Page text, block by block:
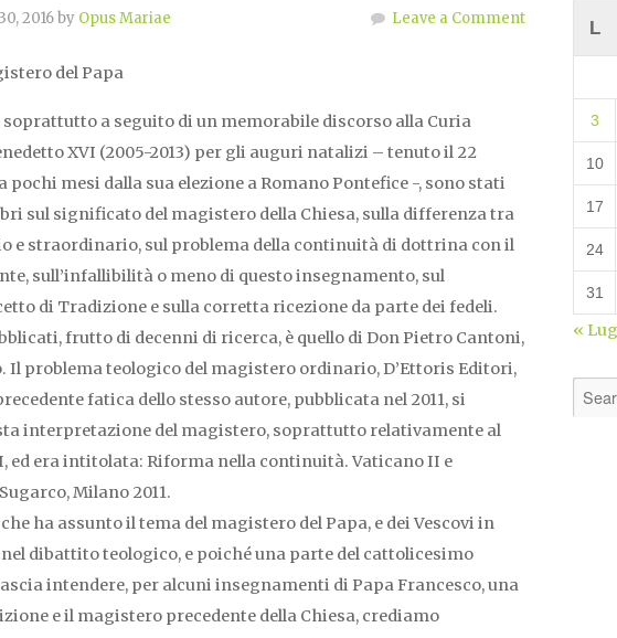
2016 by Opus Mariae Leave a Comment
del Papa
a seguito di un memorabile discorso alla Curia
XVI (2005-2013) per gli auguri natalizi – tenuto il 22
pochi mesi dalla sua elezione a Romano Pontefice -, sono stati
sul significato del magistero della Chiesa, sulla differenza tra
e straordinario, sul problema della continuità di dottrina con il
sull’infallibilità o meno di questo insegnamento, sul
di Tradizione e sulla corretta ricezione da parte dei fedeli.
frutto di decenni di ricerca, è quello di Don Pietro Cantoni,
Il problema teologico del magistero ordinario, D’Ettoris Editori,
fatica dello stesso autore, pubblicata nel 2011, si
interpretazione del magistero, soprattutto relativamente al
ed era intitolata: Riforma nella continuità. Vaticano II e
Milano 2011.
ha assunto il tema del magistero del Papa, e dei Vescovi in
dibattito teologico, e poiché una parte del cattolicesimo
intendere, per alcuni insegnamenti di Papa Francesco, una
e il magistero precedente della Chiesa, crediamo
L
3
10
17
24
31
« Lug